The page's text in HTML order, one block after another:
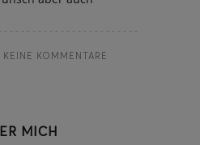
KEINE KOMMENTARE
MICH